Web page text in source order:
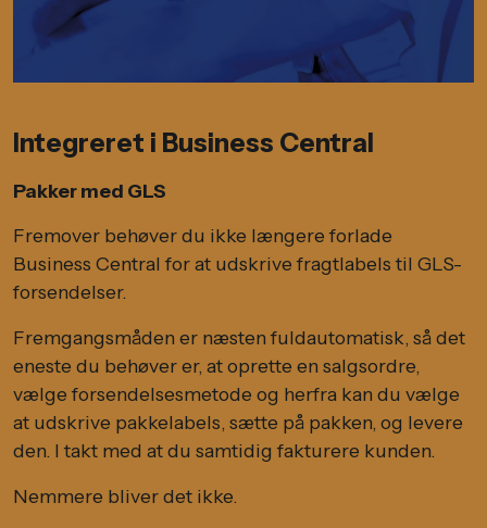
Integreret i Business Central
Pakker med GLS
Fremover behøver du ikke længere forlade
Business Central for at udskrive fragtlabels til GLS-
forsendelser.
Fremgangsmåden er næsten fuldautomatisk, så det
eneste du behøver er, at oprette en salgsordre,
vælge forsendelsesmetode og herfra kan du vælge
at udskrive pakkelabels, sætte på pakken, og levere
den. I takt med at du samtidig fakturere kunden.
Nemmere bliver det ikke.